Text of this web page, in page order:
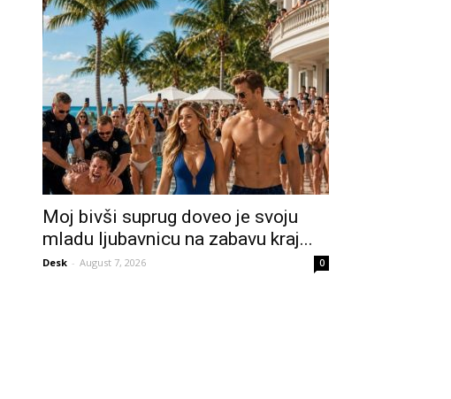
Moj bivši suprug doveo je svoju
mladu ljubavnicu na zabavu kraj...
Desk - August 7, 2026 0